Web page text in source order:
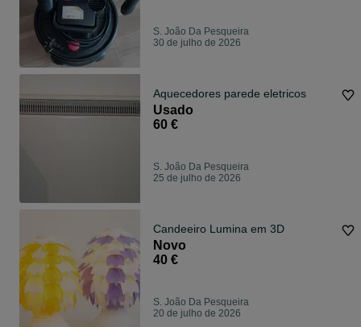
S. João Da Pesqueira
30 de julho de 2026
Aquecedores parede eletricos
Usado
60 €
S. João Da Pesqueira
25 de julho de 2026
Candeeiro Lumina em 3D
Novo
40 €
S. João Da Pesqueira
20 de julho de 2026